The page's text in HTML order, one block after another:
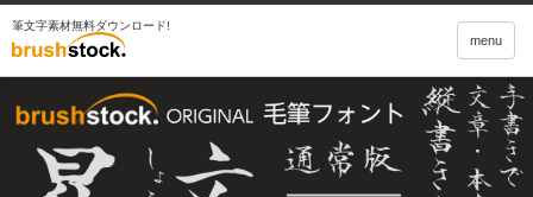
筆文字素材無料ダウンロード!
menu